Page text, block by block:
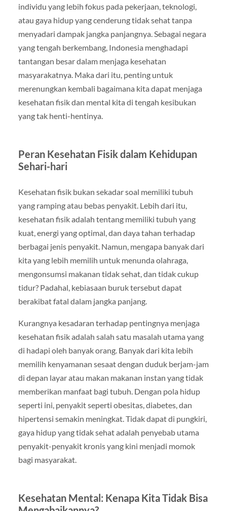
individu yang lebih fokus pada pekerjaan, teknologi,
atau gaya hidup yang cenderung tidak sehat tanpa
menyadari dampak jangka panjangnya. Sebagai negara
yang tengah berkembang, Indonesia menghadapi
tantangan besar dalam menjaga kesehatan
masyarakatnya. Maka dari itu, penting untuk
merenungkan kembali bagaimana kita dapat menjaga
kesehatan fisik dan mental kita di tengah kesibukan
yang tak henti-hentinya.
Peran Kesehatan Fisik dalam Kehidupan
Sehari-hari
Kesehatan fisik bukan sekadar soal memiliki tubuh
yang ramping atau bebas penyakit. Lebih dari itu,
kesehatan fisik adalah tentang memiliki tubuh yang
kuat, energi yang optimal, dan daya tahan terhadap
berbagai jenis penyakit. Namun, mengapa banyak dari
kita yang lebih memilih untuk menunda olahraga,
mengonsumsi makanan tidak sehat, dan tidak cukup
tidur? Padahal, kebiasaan buruk tersebut dapat
berakibat fatal dalam jangka panjang.
Kurangnya kesadaran terhadap pentingnya menjaga
kesehatan fisik adalah salah satu masalah utama yang
di hadapi oleh banyak orang. Banyak dari kita lebih
memilih kenyamanan sesaat dengan duduk berjam-jam
di depan layar atau makan makanan instan yang tidak
memberikan manfaat bagi tubuh. Dengan pola hidup
seperti ini, penyakit seperti obesitas, diabetes, dan
hipertensi semakin meningkat. Tidak dapat di pungkiri,
gaya hidup yang tidak sehat adalah penyebab utama
penyakit-penyakit kronis yang kini menjadi momok
bagi masyarakat.
Kesehatan Mental: Kenapa Kita Tidak Bisa